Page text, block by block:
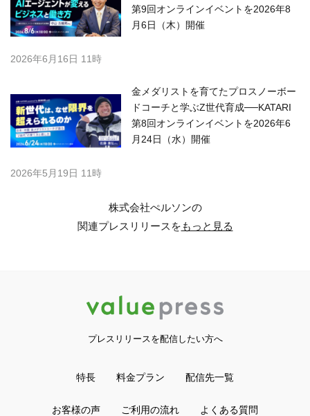
第9回オンラインイベントを2026年8
月6日（木）開催
2026年6月16日 11時
金メダリストを育てたプロスノーボー
ドコーチと学ぶZ世代育成──KATARI
第8回オンラインイベントを2026年6
月24日（水）開催
2026年5月19日 11時
株式会社ぺルソンの
関連プレスリリースをもっと見る
プレスリリースを配信したい方へ
特長 料金プラン 配信先一覧
お客様の声 ご利用の流れ よくある質問